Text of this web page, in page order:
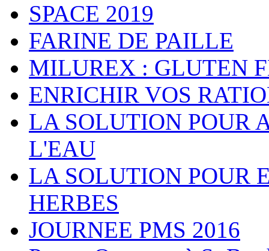
SPACE 2019
FARINE DE PAILLE
MILUREX : GLUTEN
ENRICHIR VOS
LA SOLUTION POUR
L'EAU
LA SOLUTION POUR
HERBES
JOURNEE PMS 2016